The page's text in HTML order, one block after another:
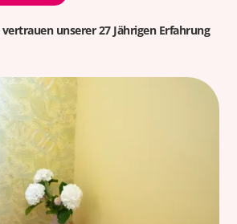
unserer 27 Jährigen Erfahrung